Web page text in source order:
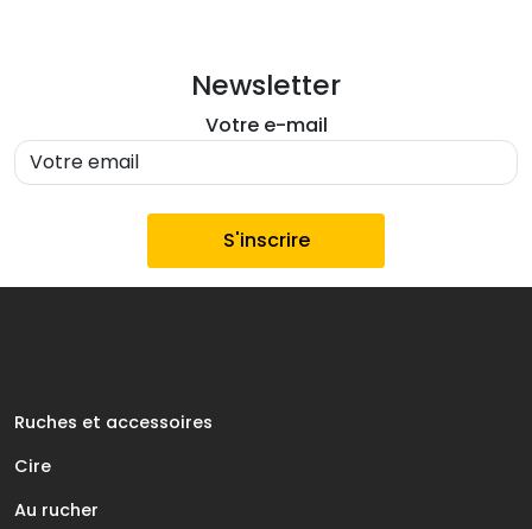
Newsletter
Votre e-mail
Ruches et accessoires
Cire
Au rucher